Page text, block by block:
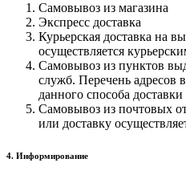
Самовывоз из магазина
Экспресс доставка
Курьерская доставка на
осуществляется
Самовывоз из пунктов
служб. Перечень адресов
данного способа доставки
Самовывоз из почтовых
или доставку
4. Информирование